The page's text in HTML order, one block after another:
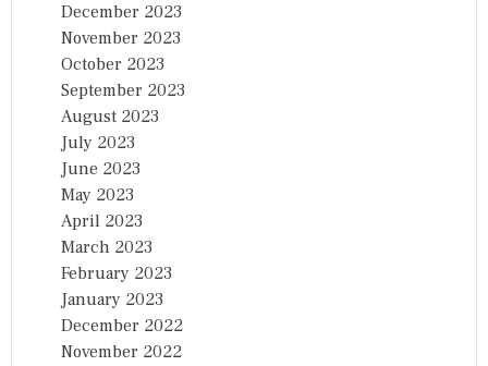
December 2023
November 2023
October 2023
September 2023
August 2023
July 2023
June 2023
May 2023
April 2023
March 2023
February 2023
January 2023
December 2022
November 2022